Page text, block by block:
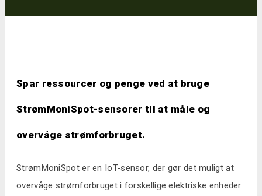
Spar ressourcer og penge ved at bruge
StrømMoniSpot-sensorer til at måle og
overvåge strømforbruget.
StrømMoniSpot er en IoT-sensor, der gør det muligt at
overvåge strømforbruget i forskellige elektriske enheder